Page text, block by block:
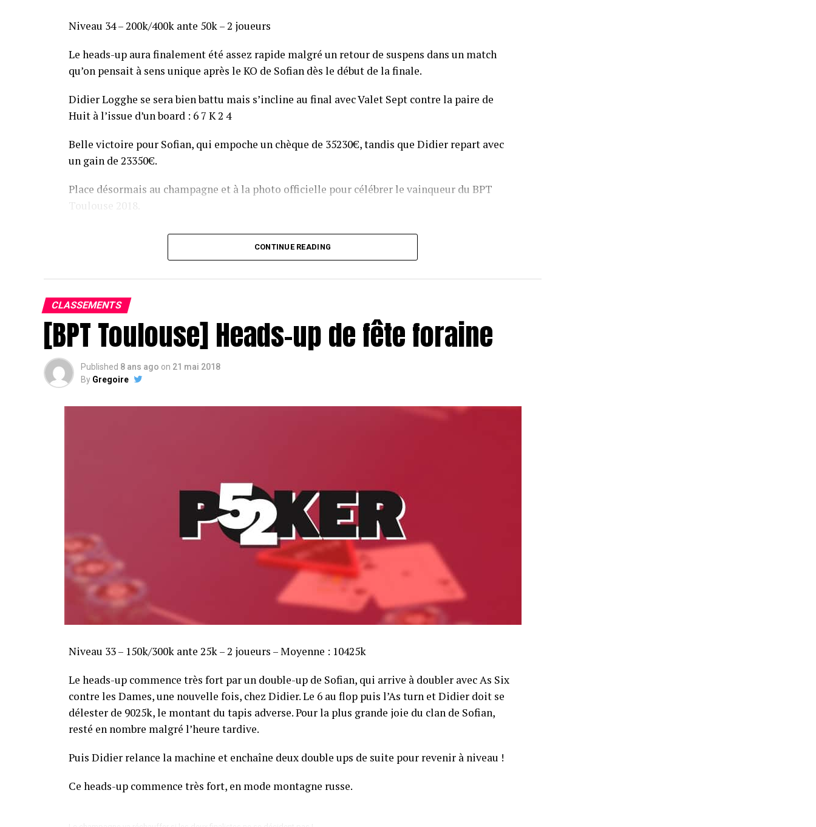
Niveau 34 – 200k/400k ante 50k – 2 joueurs
Le heads-up aura finalement été assez rapide malgré un retour de suspens dans un match
qu’on pensait à sens unique après le KO de Sofian dès le début de la finale.
Didier Logghe se sera bien battu mais s’incline au final avec Valet Sept contre la paire de
Huit à l’issue d’un board : 6 7 K 2 4
Belle victoire pour Sofian, qui empoche un chèque de 35230€, tandis que Didier repart avec
un gain de 23350€.
Place désormais au champagne et à la photo officielle pour célébrer le vainqueur du BPT
Toulouse 2018.
Assis devant une tonne, Sofian remporte le trophée du BPT Toulouse 2018, en costaud !
Sofian Benaissa, vainqueur bien entouré !
CONTINUE READING
CLASSEMENTS
[BPT Toulouse] Heads-up de fête foraine
Published 8 ans ago on 21 mai 2018
By Gregoire
Niveau 33 – 150k/300k ante 25k – 2 joueurs – Moyenne : 10425k
Le heads-up commence très fort par un double-up de Sofian, qui arrive à doubler avec As Six
contre les Dames, une nouvelle fois, chez Didier. Le 6 au flop puis l’As turn et Didier doit se
délester de 9025k, le montant du tapis adverse. Pour la plus grande joie du clan de Sofian,
resté en nombre malgré l’heure tardive.
Puis Didier relance la machine et enchaîne deux double ups de suite pour revenir à niveau !
Ce heads-up commence très fort, en mode montagne russe.